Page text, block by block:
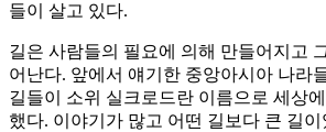
들이 살고 있다.
길은 사람들의 필요에 의해 만들어지고
어난다. 앞에서 얘기한 중앙아시아 나라
길들이 소위 실크로드란 이름으로 세상
했다. 이야기가 많고 어떤 길보다 큰 길